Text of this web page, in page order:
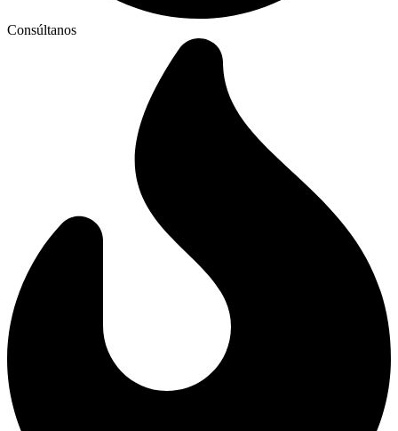
Consúltanos